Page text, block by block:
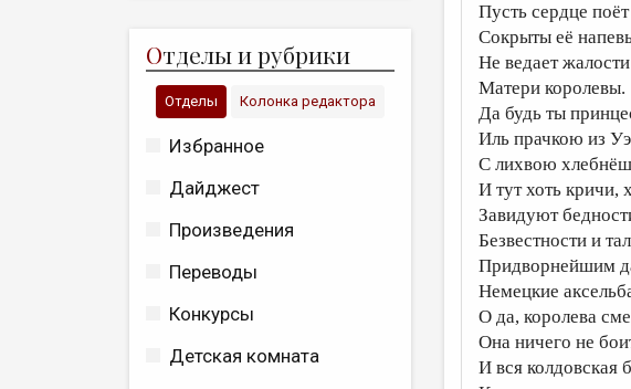
Отделы и рубрики
Отделы Колонка редактора
Избранное
Дайджест
Произведения
Переводы
Конкурсы
Детская комната
Пусть сердце
Сокрыты её
Не ведает
Матери королевы.
Да будь ты
Иль прачкою из
С лихвою
И тут хоть кричи,
Завидуют
Безвестности и
Придворнейшим
Немецкие
О да, королева
Она ничего не
И вся колдовская